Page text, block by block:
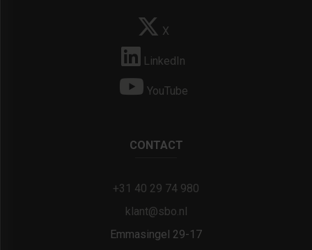
X
LinkedIn
YouTube
CONTACT
+31 40 29 74 980
klant@sbo.nl
Emmasingel 29-17